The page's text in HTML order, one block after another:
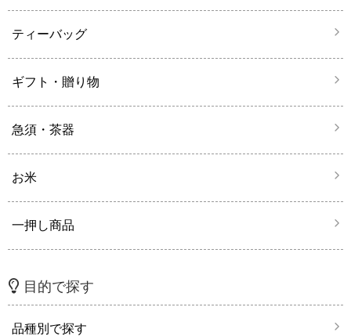
ティーバッグ
ギフト・贈り物
急須・茶器
お米
一押し商品
目的で探す
品種別で探す